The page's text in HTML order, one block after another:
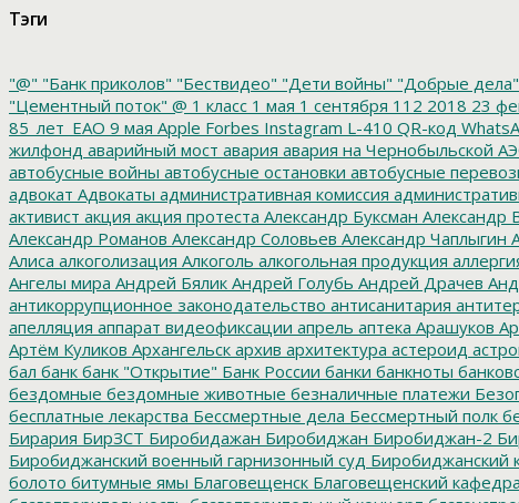
Тэги
"@" "Банк приколов" "Бествидео" "Дети войны" "Добрые дела"
"Цементный поток" @ 1 класс 1 мая 1 сентября 112 2018 23
85_лет_ЕАО 9 мая Apple Forbes Instagram L-410 QR-код
жилфонд аварийный мост авария авария на Чернобыльской
автобусные войны автобусные остановки автобусные
адвокат Адвокаты административная комиссия
активист акция акция протеста Александр Буксман Александр
Александр Романов Александр Соловьев Александр Чаплыгин
Алиса алкоголизация Алкоголь алкогольная продукция
Ангелы мира Андрей Бялик Андрей Голубь Андрей Драчев
антикоррупционное законодательство антисанитария
апелляция аппарат видеофиксации апрель аптека Арашуков
Артём Куликов Архангельск архив архитектура астероид
бал банк банк "Открытие" Банк России банки банкноты
бездомные бездомные животные безналичные платежи
бесплатные лекарства Бессмертные дела Бессмертный полк
Бирария БирЗСТ Биробидажан Биробиджан Биробиджан-2
Биробиджанский военный гарнизонный суд Биробиджанский
болото битумные ямы Благовещенск Благовещенский